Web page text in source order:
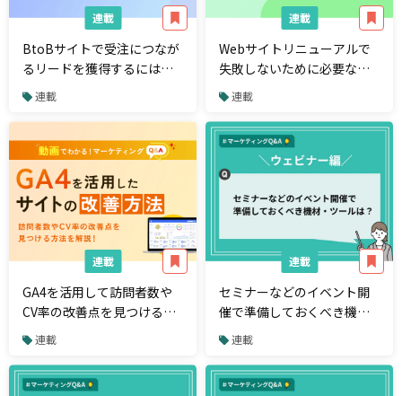
連載
BtoBサイトで受注につなが
るリードを獲得するには？
【マーケティングQ&A】
連載
連載
Webサイトリニューアルで
失敗しないために必要なこ
とは？【マーケティング
Q&A】
連載
連載
GA4を活用して訪問者数や
CV率の改善点を見つけるに
は？【マーケティング
連載
連載
セミナーなどのイベント開
催で準備しておくべき機
材・ツールは？【マーケテ
連載